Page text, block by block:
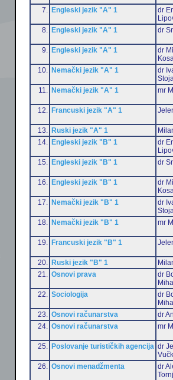
7. Engleski jezik "A" 1
dr
8.
Engleski jezik "A" 1 dr
9. Engleski jezik "A" 1
dr
10.
Nemački jezik "A" 1
dr
11.
Nemački jezik "A" 1 mr
12. Francuski jezik "A" 1
13. Ruski jezik "A" 1
14.
Engleski jezik "B" 1
dr
15.
Engleski jezik "B" 1 dr
16. Engleski jezik "B" 1
dr
17.
Nemački jezik "B" 1
dr
18.
Nemački jezik "B" 1 mr
19. Francuski jezik "B" 1
20. Ruski jezik "B" 1
21.
Osnovi prava
dr
22.
Sociologija
dr
23.
Osnovi računarstva
dr
24.
Osnovi računarstva mr
25. Poslovanje turističkih agencija dr
26.
Osnovi menadžmenta
dr